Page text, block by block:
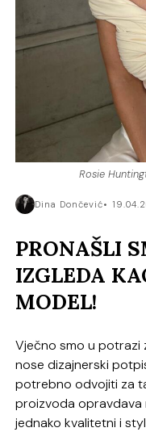
Rosie
Dina Dončević
PRONAŠLI
IZGLEDA
MODEL!
Vječno smo u potrazi
nose dizajnerski
potrebno odvojiti za
proizvoda opravdava
jednako kvalitetni i